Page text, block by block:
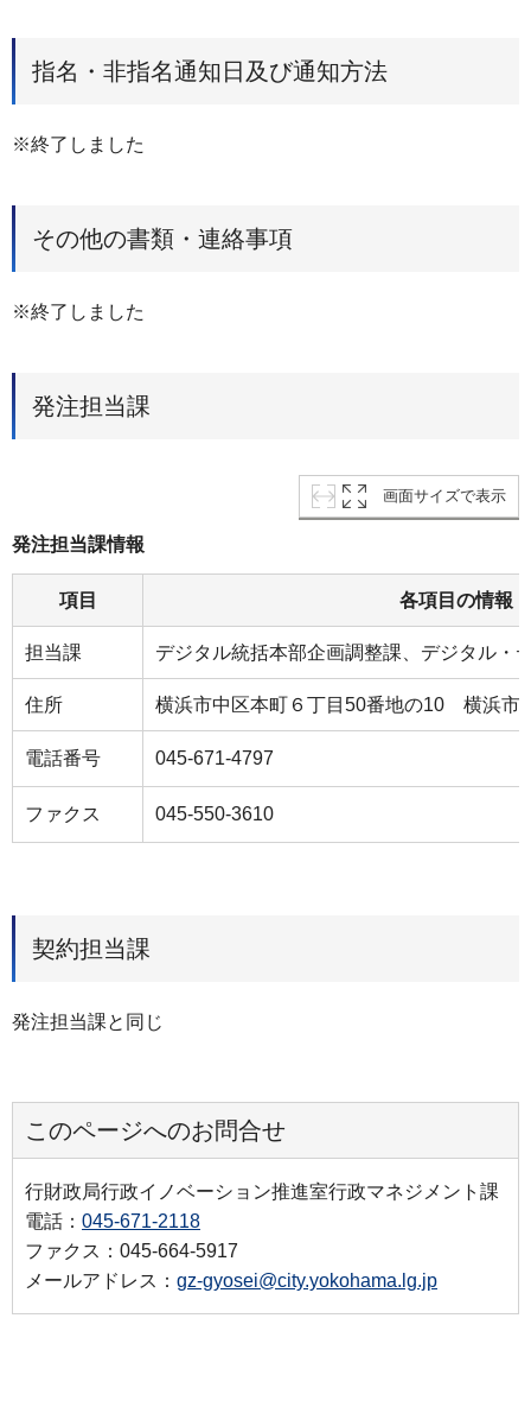
指名・非指名通知日及び通知方法
※終了しました
その他の書類・連絡事項
※終了しました
発注担当課
画面サイズで表示
発注担当課情報
項目 各項目の情報
担当課 デジタル統括本部企画調整課、デジタル・
住所 横浜市中区本町６丁目50番地の10 横浜市
電話番号 045-671-4797
ファクス 045-550-3610
契約担当課
発注担当課と同じ
このページへのお問合せ
行財政局行政イノベーション推進室行政マネジメント課
電話： 045-671-2118
ファクス：045-664-5917
メールアドレス： gz-gyosei@city.yokohama.lg.jp